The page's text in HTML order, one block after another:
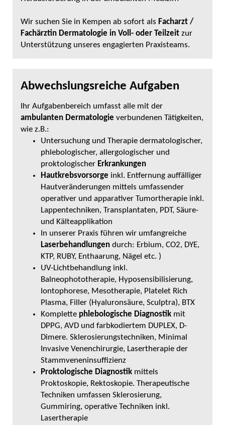
Wir suchen Sie in Kempen ab sofort als Facharzt /
Fachärztin Dermatologie in Voll- oder Teilzeit zur
Unterstützung unseres engagierten Praxisteams.
Abwechslungsreiche Aufgaben
Ihr Aufgabenbereich umfasst alle mit der
ambulanten Dermatologie verbundenen Tätigkeiten,
wie z.B.:
Untersuchung und Therapie dermatologischer,
phlebologischer, allergologischer und
proktologischer Erkrankungen
Hautkrebsvorsorge inkl. Entfernung auffälliger
Hautveränderungen mittels umfassender
operativer und apparativer Tumortherapie inkl.
Lappentechniken, Transplantaten, PDT, Säure-
und Kälteapplikation
In unserer Praxis führen wir umfangreiche
Laserbehandlungen durch: Erbium, CO2, DYE,
KTP, RUBY, Enthaarung, Nägel etc. )
UV-Lichtbehandlung inkl.
Balneophototherapie, Hyposensibilisierung,
Iontophorese, Mesotherapie, Platelet Rich
Plasma, Filler (Hyaluronsäure, Sculptra), BTX
Komplette phlebologische Diagnostik mit
DPPG, AVD und farbkodiertem DUPLEX, D-
Dimere. Sklerosierungstechniken, Minimal
Invasive Venenchirurgie, Lasertherapie der
Stammveneninsuffizienz
Proktologische Diagnostik mittels
Proktoskopie, Rektoskopie. Therapeutische
Techniken umfassen Sklerosierung,
Gummiring, operative Techniken inkl.
Lasertherapie